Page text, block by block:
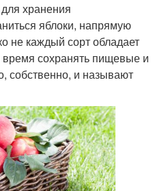
хранения
яблоки, напрямую
не каждый сорт обладает
время сохранять пищевые и
собственно, и называют